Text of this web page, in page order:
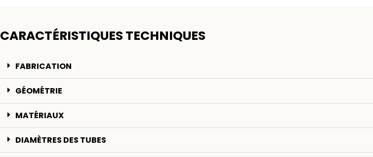
CARACTÉRISTIQUES TECHNIQUES
FABRICATION
GÉOMÉTRIE
MATÉRIAUX
DIAMÈTRES DES TUBES